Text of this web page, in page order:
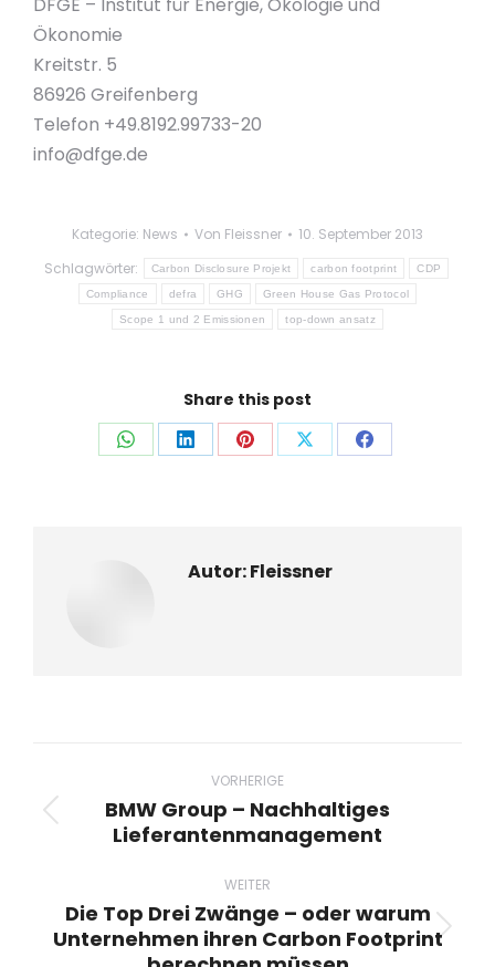
Ökonomie
Kreitstr. 5
86926 Greifenberg
Telefon +49.8192.99733-20
info@dfge.de
Kategorie: News Von Fleissner
10. September 2013
Schlagwörter:
Carbon Disclosure Projekt carbon footprint CDP
Compliance defra GHG Green House Gas Protocol
Scope 1 und 2 Emissionen top-down ansatz
Share this post
Auf
Auf
Auf
Auf
Auf
Autor:Fleissner
VORHERIGE
Vorheriger
Beitrag:
BMW Group – Nachhaltiges
Lieferantenmanagement
WEITER
Nächster
Die Top Drei Zwänge – oder warum
Unternehmen ihren Carbon Footprint